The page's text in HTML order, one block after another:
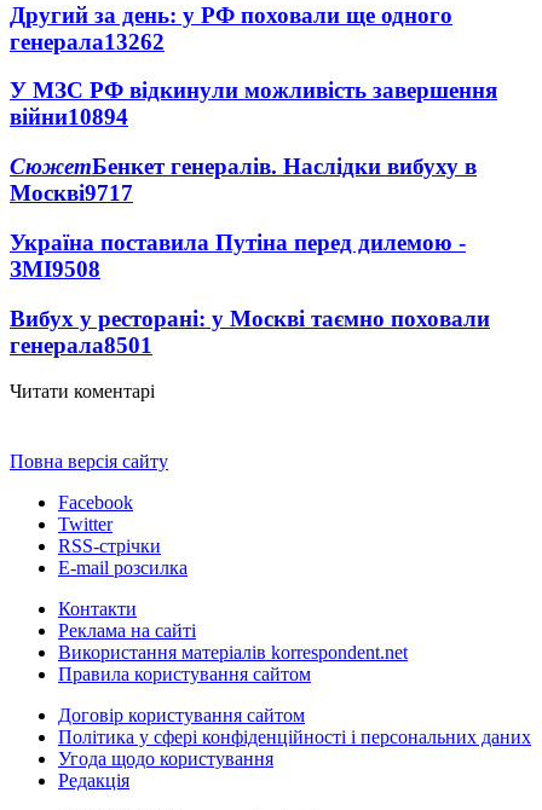
Другий за день: у РФ поховали ще одного
генерала13262
У МЗС РФ відкинули можливість завершення
війни10894
СюжетБенкет генералів. Наслідки вибуху в
Москві9717
Україна поставила Путіна перед дилемою -
ЗМІ9508
Вибух у ресторані: у Москві таємно поховали
генерала8501
Читати коментарі
Повна версія сайту
Facebook
Twitter
RSS-стрічки
E-mail розсилка
Контакти
Реклама на сайті
Використання матеріалів korrespondent.net
Правила користування сайтом
Договір користування сайтом
Політика у сфері конфіденційності і персональних даних
Угода щодо користування
Редакція